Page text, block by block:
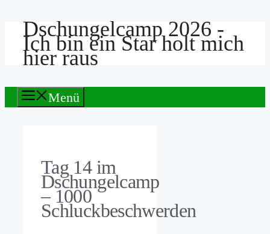
springen
Dschungelcamp 2026 -
Ich bin ein Star holt mich
hier raus
Menü
Tag 14 im
Dschungelcamp
– 1000
Schluckbeschwerden